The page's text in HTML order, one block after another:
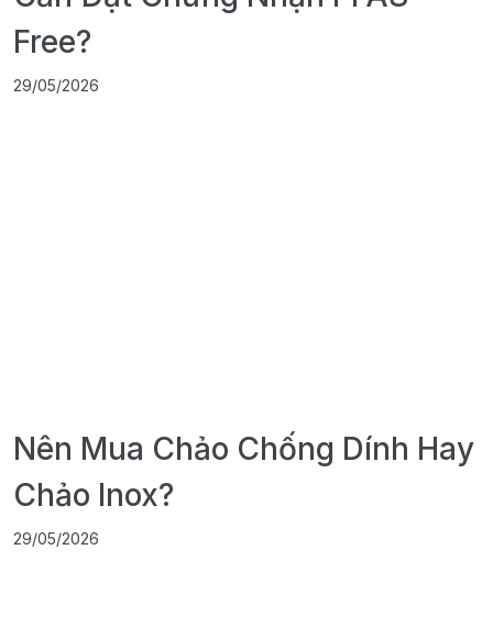
Free?
29/05/2026
Nên Mua Chảo Chống Dính Hay
Chảo Inox?
29/05/2026